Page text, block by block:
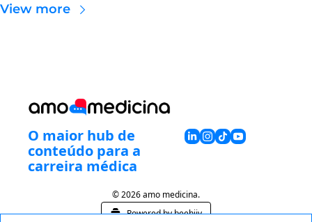
View more
O maior hub de
conteúdo para a
carreira médica
© 2026 amo medicina.
Powered by beehiiv